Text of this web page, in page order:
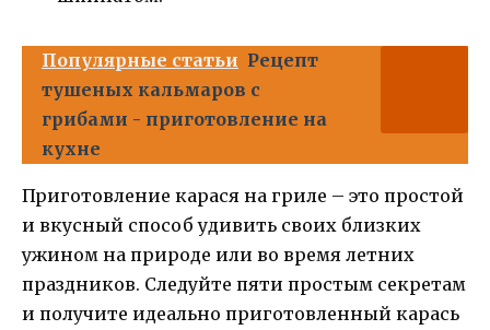
Популярные статьи Рецепт
тушеных кальмаров с
грибами - приготовление на
кухне
Приготовление карася на гриле – это простой
и вкусный способ удивить своих близких
ужином на природе или во время летних
праздников. Следуйте пяти простым секретам
и получите идеально приготовленный карась